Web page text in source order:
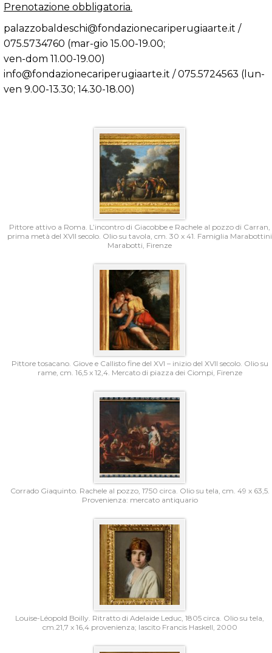
Prenotazione obbligatoria.
palazzobaldeschi@fondazionecariperugiaar­te.it /
075.5734760 (mar-gio 15.00-19.00;
ven-dom 11.00-19.00)
info@fondazionecariperugiaarte.it / 075.5724563 (lun-
ven 9.00-13.30; 14.30-18.00)
Pittore attivo a Roma. L’incontro di Giacobbe e Rachele al pozzo di Carran,
prima metà del XVII secolo. Olio su tavola, cm. 30 x 41. Famiglia Marabottini
Marabotti, Firenze
Pittore tosacano. Giove e Callisto fine del XVI – inizio del XVII secolo. Olio su
rame, cm. 16,5 x 12,4. Mercato di piazza dei Ciompi, Firenze
Corrado Giaquinto. Rachele al pozzo, 1750 circa. Olio su tela, cm. 49 x 63,5.
Provenienza: mercato antiquario
Louise-Léopold Boilly. Ritratto di Adelaide Leduc, 1805 circa. Olio su tela,
cm.21,7 x 16,4 provenienza; lascito Francis Haskell, 2000